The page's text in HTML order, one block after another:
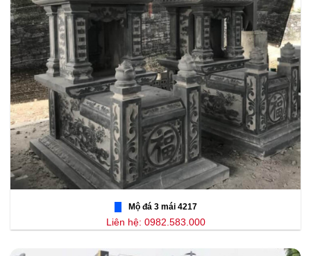
Mộ đá 3 mái 4217
Liên hệ: 0982.583.000